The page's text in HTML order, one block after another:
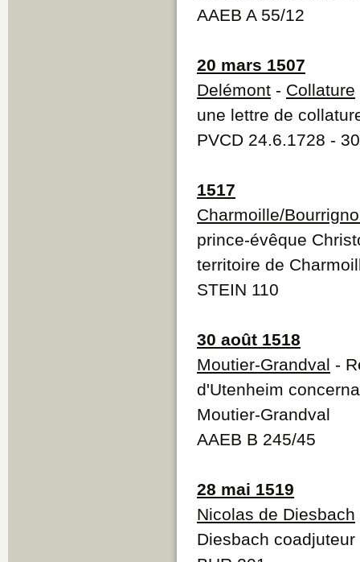
AAEB A 55/12
20 mars 1507
Delémont - Collature
une lettre de
PVCD 24.6.1728 -
1517
Charmoille/
prince-évêque
territoire de
STEIN 110
30 août 1518
Moutier-Grandval -
d'Utenheim
Moutier-Grandval
AAEB B 245/45
28 mai 1519
Nicolas de Diesbach
Diesbach